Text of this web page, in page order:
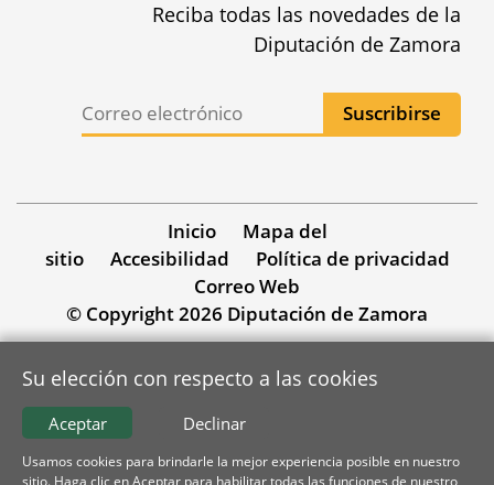
Reciba todas las novedades de la
Diputación de Zamora
Inicio
Mapa del
sitio
Accesibilidad
Política de privacidad
Correo Web
© Copyright 2026 Diputación de Zamora
Su elección con respecto a las cookies
Declinar
Aceptar
Usamos cookies para brindarle la mejor experiencia posible en nuestro
sitio. Haga clic en Aceptar para habilitar todas las funciones de nuestro